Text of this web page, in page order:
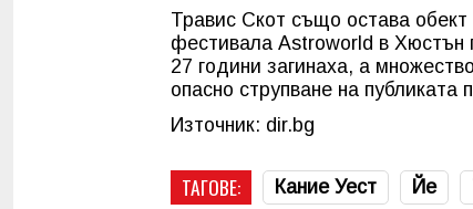
Травис Скот също остава
фестивала Astroworld в Хюстън
27 години загинаха, а
опасно струпване на публиката
Източник: dir.bg
ТАГОВЕ: Кание Уест Йе